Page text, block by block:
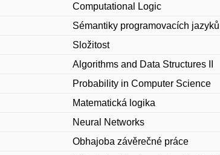
Computational Logic
Sémantiky programovacích jazyků
Složitost
Algorithms and Data Structures II
Probability in Computer Science
Matematická logika
Neural Networks
Obhajoba závěrečné práce